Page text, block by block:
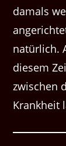
damals
natürlich.
diesem
zwischen
Krankheit